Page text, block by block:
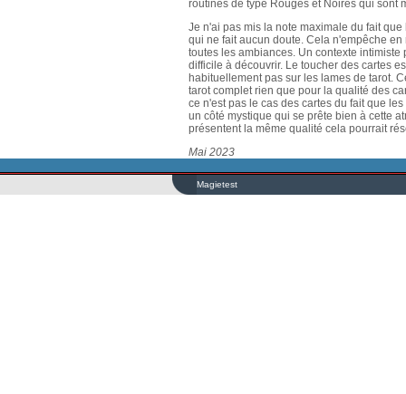
routines de type Rouges et Noires qui sont
Je n'ai pas mis la note maximale du fait
qui ne fait aucun doute. Cela n'empêche
toutes les ambiances. Un contexte
difficile à découvrir. Le toucher des cartes
habituellement pas sur les lames de tarot.
tarot complet rien que pour la qualité des
ce n'est pas le cas des cartes du fait que
un côté mystique qui se prête bien à cette
présentent la même qualité cela pourrait
Mai 2023
Magietest